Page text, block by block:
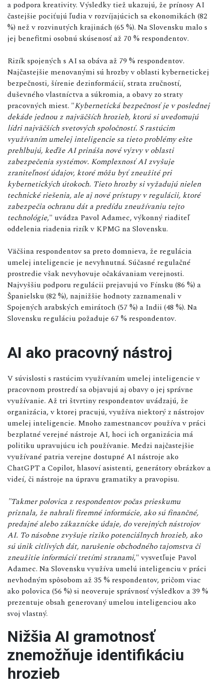
a podpora kreativity. Výsledky tiež ukazujú, že prínosy AI
častejšie pociťujú ľudia v rozvíjajúcich sa ekonomikách (82
%) než v rozvinutých krajinách (65 %). Na Slovensku malo s
jej benefitmi osobnú skúsenosť až 70 % respondentov.
Rizík spojených s AI sa obáva až 79 % respondentov.
Najčastejšie menovanými sú hrozby v oblasti kybernetickej
bezpečnosti, šírenie dezinformácií, strata zručností,
duševného vlastníctva a súkromia, a obavy zo straty
pracovných miest. "Kybernetická bezpečnosť je v poslednej
dekáde jednou z najväčších hrozieb, ktorú si uvedomujú
lídri najväčších svetových spoločností. S rastúcim
využívaním umelej inteligencie sa tieto problémy ešte
prehlbujú, keďže AI prináša nové výzvy v oblasti
zabezpečenia systémov. Komplexnosť AI zvyšuje
zraniteľnosť údajov, ktoré môžu byť zneužité pri
kybernetických útokoch. Tieto hrozby si vyžadujú nielen
technické riešenia, ale aj nové prístupy v regulácii, ktoré
zabezpečia ochranu dát a predídu zneužívaniu tejto
technológie," uvádza Pavol Adamec, výkonný riaditeľ
oddelenia riadenia rizík v KPMG na Slovensku.
Väčšina respondentov sa preto domnieva, že regulácia
umelej inteligencie je nevyhnutná. Súčasné regulačné
prostredie však nevyhovuje očakávaniam verejnosti.
Najvyššiu podporu regulácii prejavujú vo Fínsku (86 %) a
Španielsku (82 %), najnižšie hodnoty zaznamenali v
Spojených arabských emirátoch (57 %) a Indii (48 %). Na
Slovensku reguláciu požaduje 67 % respondentov.
AI ako pracovný nástroj
V súvislosti s rastúcim využívaním umelej inteligencie v
pracovnom prostredí sa objavujú aj obavy o jej správne
využívanie. Až tri štvrtiny respondentov uvádzajú, že
organizácia, v ktorej pracujú, využíva niektorý z nástrojov
umelej inteligencie. Mnoho zamestnancov používa v práci
bezplatné verejné nástroje AI, hoci ich organizácia má
politiku upravujúcu ich používanie. Medzi najčastejšie
využívané patria verejne dostupné AI nástroje ako
ChatGPT a Copilot, hlasoví asistenti, generátory obrázkov a
videí, či nástroje na úpravu gramatiky a pravopisu.
"Takmer polovica z respondentov počas prieskumu
priznala, že nahrali firemné informácie, ako sú finančné,
predajné alebo zákaznícke údaje, do verejných nástrojov
AI. To násobne zvyšuje riziko potenciálnych hrozieb, ako
sú únik citlivých dát, narušenie obchodného tajomstva či
zneužitie informácií tretími stranami," vysvetľuje Pavol
Adamec. Na Slovensku využíva umelú inteligenciu v práci
nevhodným spôsobom až 35 % respondentov, pričom viac
ako polovica (56 %) si neoveruje správnosť výsledkov a 39 %
prezentuje obsah generovaný umelou inteligenciou ako
svoj vlastný.
Nižšia AI gramotnosť
znemožňuje identifikáciu
hrozieb